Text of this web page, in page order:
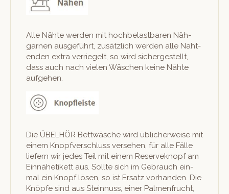
Alle Nähte wer­den mit hochbe­last­baren Näh­
gar­nen aus­ge­führt, zusät­zlich wer­den alle Nah­t­
en­den extra ver­riegelt, so wird sichergestellt,
dass auch nach vie­len Wäschen keine Nähte
aufgehen.
Die ÜBELHÖR Bet­twäsche wird üblicher­weise mit
einem Knopfver­schluss verse­hen, für alle Fälle
liefern wir jedes Teil mit einem Reserve­knopf am
Ein­nähetikett aus. Sollte sich im Gebrauch ein­
mal ein Knopf lösen, so ist Ersatz vorhan­den. Die
Knöpfe sind aus Stein­nuss, ein­er Pal­men­frucht,